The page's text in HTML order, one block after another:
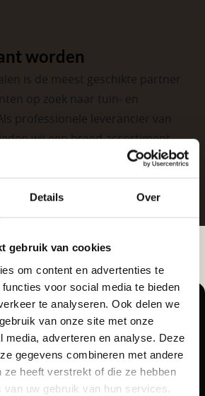
Details Over
gebruik van cookies
om content en advertenties te
voor social media te bieden
te analyseren. Ook delen we
van onze site met onze
media, adverteren en analyse. Deze
gegevens combineren met andere
ze heeft verstrekt of die ze hebben
uw gebruik van hun services.
worden
is de meest geschikte partner
op zoek naar tuin- en
professionele leverancier van
wij een breed assortiment
topkwaliteit. Lees meer over de
.
advies?
wij hebben alles voor uw
tijdens de
Dordrecht hanteren tijdens
aangepaste openingstijden op
vestigingspagina voor de
heet voortaan Vego
Tuinmaterialen.